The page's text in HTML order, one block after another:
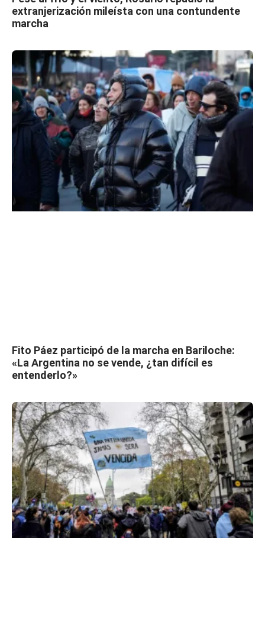
extranjerización mileísta con una contundente
marcha
Fito Páez participó de la marcha en Bariloche:
«La Argentina no se vende, ¿tan difícil es
entenderlo?»